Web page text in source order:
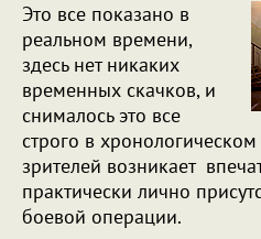
Это все показано в
реальном времени,
здесь нет никаких
временных скачков, и
снималось это все
строго в
зрителей возникает
практически лично
боевой операции.